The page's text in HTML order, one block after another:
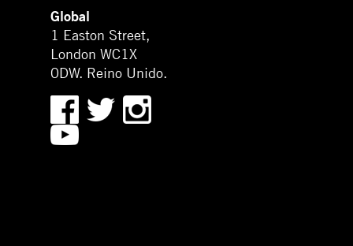
Global
1 Easton Street,
London WC1X
0DW. Reino Unido.